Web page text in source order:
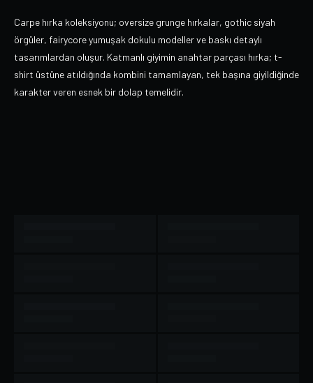
Carpe hırka koleksiyonu; oversize grunge hırkalar, gothic siyah
örgüler, fairycore yumuşak dokulu modeller ve baskı detaylı
tasarımlardan oluşur. Katmanlı giyimin anahtar parçası hırka; t-
shirt üstüne atıldığında kombini tamamlayan, tek başına giyildiğinde
karakter veren esnek bir dolap temelidir.